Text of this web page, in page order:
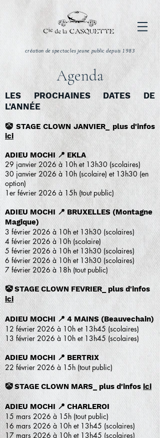
création de spectacles jeune public depuis 1983
Agenda
LES PROCHAINES DATES DE
L'ANNÉE
🤡 STAGE CLOWN JANVIER_ plus d'infos
ici
ADIEU MOCHI 📍 EKLA
29 janvier 2026 à 10h et 13h30 (scolaires)
30 janvier 2026 à 10h (scolaire) et 13h30 (en
option)
1er février 2026 à 15h (tout public)
ADIEU MOCHI 📍 BRUXELLES (Montagne
Magique)
3 février 2026 à 10h et 13h30 (scolaires)
4 février 2026 à 10h (scolaire)
5 février 2026 à 10h et 13h30 (scolaires)
6 février 2026 à 10h et 13h30 (scolaires)
7 février 2026 à 18h (tout public)
🤡STAGE CLOWN FEVRIER_ plus d'infos
ici
ADIEU MOCHI 📍 4 MAINS (Beauvechain)
12 février 2026 à 10h et 13h45 (scolaires)
13 février 2026 à 10h et 13h45 (scolaires)
ADIEU MOCHI 📍 BERTRIX
22 février 2026 à 15h (tout public)
🤡 STAGE CLOWN MARS_ plus d'infos ici
ADIEU MOCHI 📍 CHARLEROI
15 mars 2026 à 15h (tout public)
16 mars 2026 à 10h et 13h45 (scolaires)
17 mars 2026 à 10h et 13h45 (scolaires)